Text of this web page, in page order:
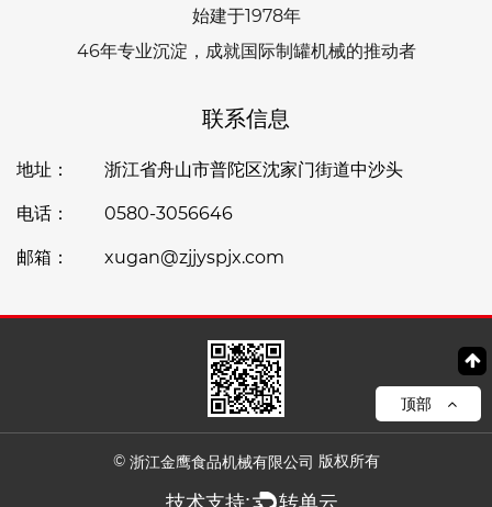
始建于1978年
46年专业沉淀，成就国际制罐机械的推动者
联系信息
地址： 浙江省舟山市普陀区沈家门街道中沙头
电话： 0580-3056646
邮箱： xugan@zjjyspjx.com
顶部
© 浙江金鹰食品机械有限公司 版权所有